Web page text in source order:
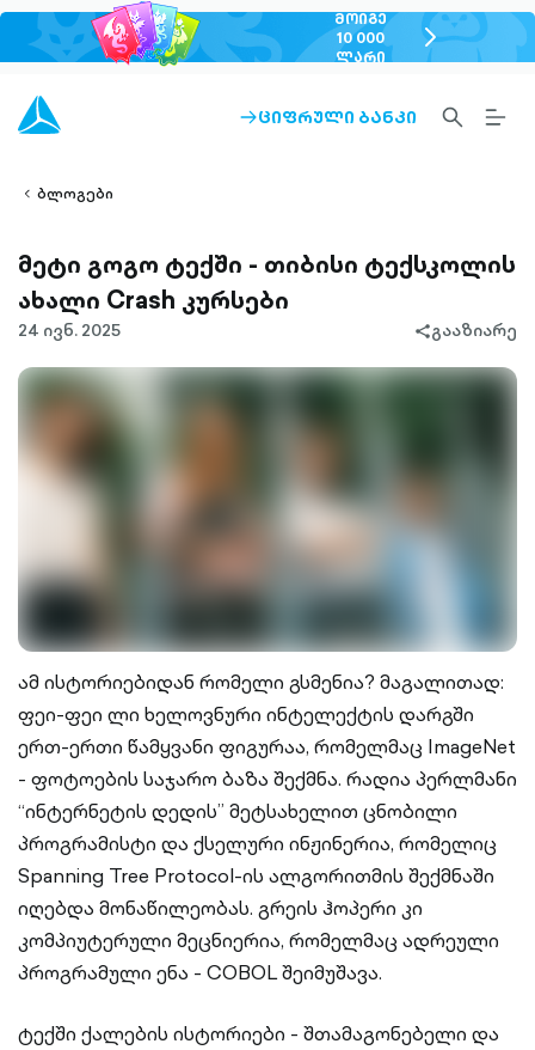
ᲛᲝᲘᲒᲔ
10 000
ᲚᲐᲠᲘ
chevron-
right-
ARROW-
ᲪᲘᲤᲠᲣᲚᲘ ᲑᲐᲜᲙᲘ
SEARCH-
OUTLINED
ბლოგები
მეტი გოგო ტექში - თიბისი ტექსკოლის
ახალი Crash კურსები
24 ივნ. 2025
share-
გააზიარე
ამ ისტორიებიდან რომელი გსმენია? მაგალითად:
ფეი-ფეი ლი ხელოვნური ინტელექტის დარგში
ერთ-ერთი წამყვანი ფიგურაა, რომელმაც ImageNet
- ფოტოების საჯარო ბაზა შექმნა. რადია პერლმანი
“ინტერნეტის დედის” მეტსახელით ცნობილი
პროგრამისტი და ქსელური ინჟინერია, რომელიც
Spanning Tree Protocol-ის ალგორითმის შექმნაში
იღებდა მონაწილეობას. გრეის ჰოპერი კი
კომპიუტერული მეცნიერია, რომელმაც ადრეული
პროგრამული ენა - COBOL შეიმუშავა.
ტექში ქალების ისტორიები - შთამაგონებელი და